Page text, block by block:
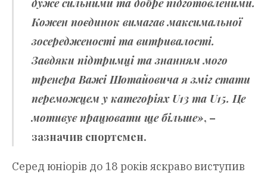
дуже сильними та добре підготовленими.
Кожен поєдинок вимагав максимальної
зосередженості та витривалості.
Завдяки підтримці та знанням мого
тренера Важі Шотайовича я зміг стати
переможцем у категоріях U13 та U15. Це
мотивує працювати ще більше», –
зазначив спортсмен.
Серед юніорів до 18 років яскраво виступив